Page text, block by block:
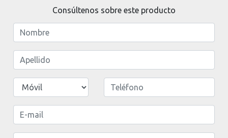
Consúltenos sobre este producto